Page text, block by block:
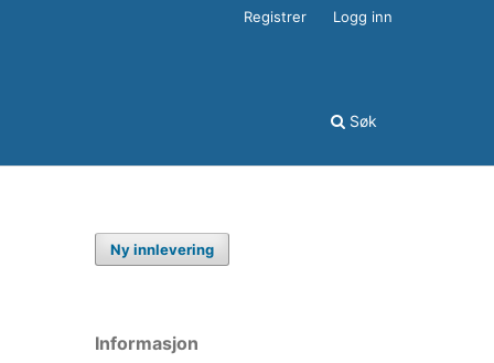
Søk
Registrer Logg inn
Ny innlevering
Informasjon